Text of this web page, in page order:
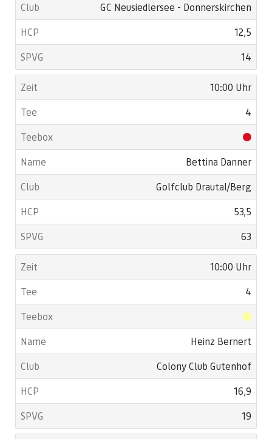
GC Neusiedlersee - Donnerskirchen
12,5
14
10:00 Uhr
4
Bettina Danner
Golfclub Drautal/Berg
53,5
63
10:00 Uhr
4
Heinz Bernert
Colony Club Gutenhof
16,9
19